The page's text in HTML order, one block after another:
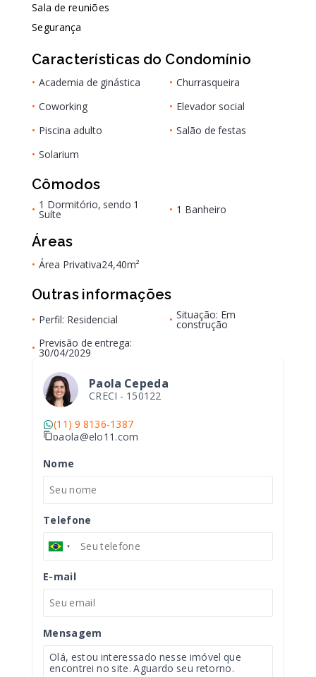
Sala de reuniões
Segurança
Características do Condomínio
• Academia de ginástica • Churrasqueira
• Coworking • Elevador social
• Piscina adulto • Salão de festas
• Solarium
Cômodos
• 1 Dormitório, sendo 1
Suíte • 1 Banheiro
Áreas
• Área Privativa24,40m²
Outras informações
• Perfil: Residencial • Situação: Em
construção
• Previsão de entrega:
30/04/2029
Paola Cepeda
CRECI - 150122
(11) 9 8136-1387
paola@elo11.com
Nome
Telefone
E-mail
Mensagem